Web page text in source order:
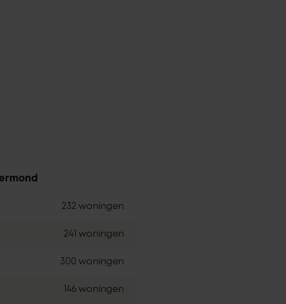
232 woningen
241 woningen
300 woningen
146 woningen